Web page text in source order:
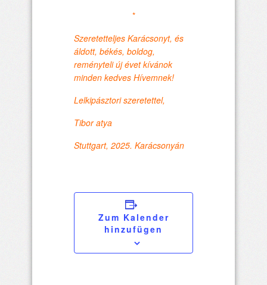
*
Szeretetteljes Karácsonyt, és
áldott, békés, boldog,
reményteli új évet kívánok
minden kedves Hívemnek!
Lelkipásztori szeretettel,
Tibor atya
Stuttgart, 2025. Karácsonyán
Zum Kalender
hinzufügen